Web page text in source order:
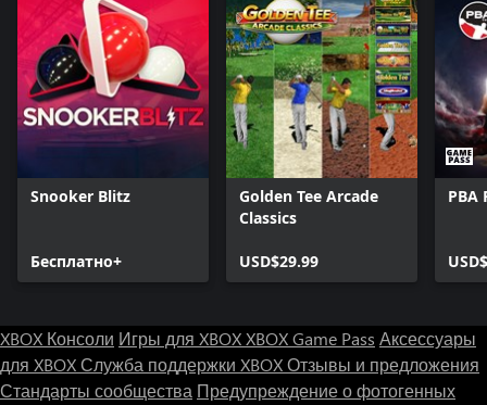
Snooker Blitz
Бесплатно+
Golden Tee Arcade
Classics
USD$29.99
PBA
XBOX Консоли Игры для XBOXXBOX Game Pass Аксессуары
для XBOXСлужба поддержки XBOXОтзывы и предложения
Стандарты сообщества Предупреждение о фотогенных